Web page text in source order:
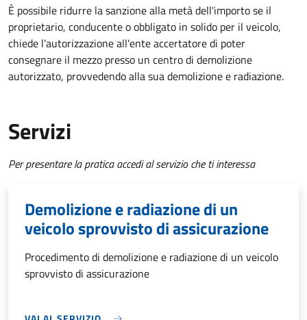
È possibile ridurre la sanzione alla metà dell'importo se il
proprietario, conducente o obbligato in solido per il veicolo,
chiede l'autorizzazione all'ente accertatore di poter
consegnare il mezzo presso un centro di demolizione
autorizzato, provvedendo alla sua demolizione e radiazione.
Servizi
Per presentare la pratica accedi al servizio che ti interessa
Demolizione e radiazione di un
veicolo sprovvisto di assicurazione
Procedimento di demolizione e radiazione di un veicolo
sprovvisto di assicurazione